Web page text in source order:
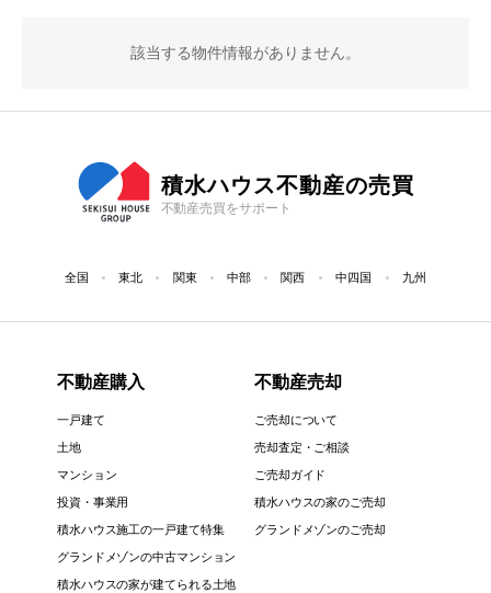
該当する物件情報がありません。
積水ハウス不動産の売買
不動産売買をサポート
全国 東北 関東 中部 関西 中四国 九州
不動産購入
一戸建て
土地
マンション
投資・事業用
積水ハウス施工の一戸建て特集
グランドメゾンの中古マンション
積水ハウスの家が建てられる土地
不動産売却
ご売却について
売却査定・ご相談
ご売却ガイド
積水ハウスの家のご売却
グランドメゾンのご売却